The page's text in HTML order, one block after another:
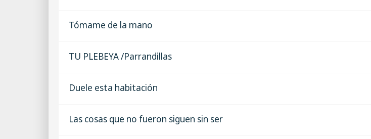
Tómame de la mano
TU PLEBEYA /Parrandillas
Duele esta habitación
Las cosas que no fueron siguen sin ser